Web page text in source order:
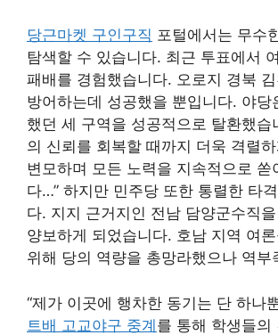
당근마켓 구인구직 포털에서는 무수
탐색할 수 있습니다. 최근 투표에서
패배를 경험했습니다. 오로지 경북
방어하는데 성공했을 뿐입니다. 야당
했던 세 구역을 성공적으로 탈환했습
의 신뢰를 회복할 때까지 더욱 격렬
변모하며 모든 노력을 지속적으로 쏟
다…” 하지만 민주당 또한 통렬한 타
다. 지지 근거지인 전남 담양군수직
양보하게 되었습니다. 호남 지역 여
위해 당의 역량을 총망라했으나 역부
“제가 이곳에 행차한 동기는 단 하나
트배 고교야구 중계를 통해 학생들의